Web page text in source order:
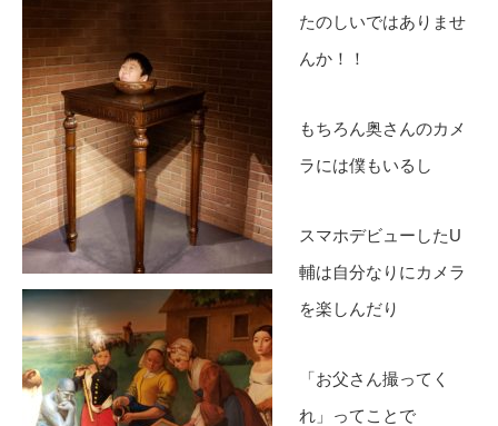
たのしいではありませ
んか！！
もちろん奥さんのカメ
ラには僕もいるし
スマホデビューしたU
輔は自分なりにカメラ
を楽しんだり
「お父さん撮ってく
れ」ってことで